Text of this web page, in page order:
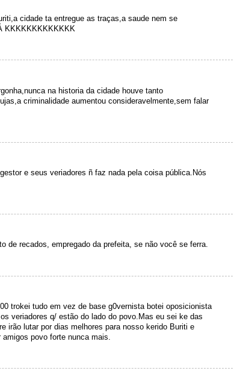
cidade ta entregue as traças,a saude nem se
KKKKKKKKKKKKK
na historia da cidade houve tanto
criminalidade aumentou consideravelmente,sem falar
e seus veriadores ñ faz nada pela coisa pública.Nós
de recados, empregado da prefeita, se não você se ferra.
trokei tudo em vez de base g0vernista botei oposicionista
veriadores q/ estão do lado do povo.Mas eu sei ke das
irão lutar por dias melhores para nosso kerido Buriti e
povo forte nunca mais.